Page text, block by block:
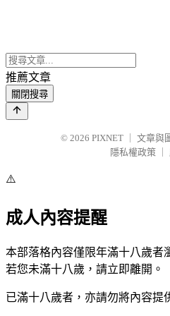
推薦文章
關閉搜尋
© 2026 PIXNET
文章與
隱私權政策
⚠️
成人內容提醒
本部落格內容僅限年滿十八歲者
若您未滿十八歲，請立即離開。
已滿十八歲者，亦請勿將內容提